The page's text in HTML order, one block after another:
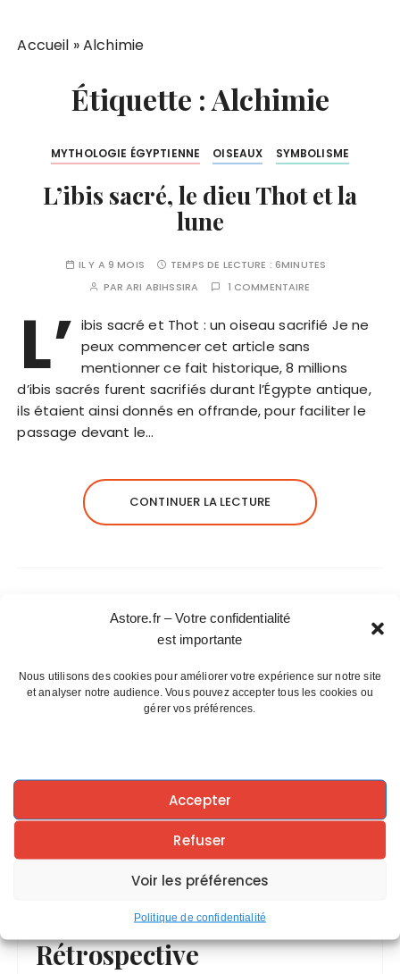
Astore.fr – Votre confidentialité
est importante
Nous utilisons des cookies pour améliorer votre expérience sur notre site
et analyser notre audience. Vous pouvez accepter tous les cookies ou
gérer vos préférences.
Accepter
Refuser
Voir les préférences
Politique de confidentialité
Accueil »Alchimie
Étiquette :Alchimie
MYTHOLOGIE ÉGYPTIENNE OISEAUX SYMBOLISME
L’ibis sacré, le dieu Thot et la
lune
IL Y A 9 MOIS TEMPS DE LECTURE :6MINUTES
PARARI ABIHSSIRA 1 COMMENTAIRE
L’ ibis sacré et Thot : un oiseau sacrifié Je ne
peux commencer cet article sans
mentionner ce fait historique, 8 millions
d’ibis sacrés furent sacrifiés durant l’Égypte antique,
ils étaient ainsi donnés en offrande, pour faciliter le
passage devant le…
CONTINUER LA LECTURE
Articles récents
La magie du plateau de Valensole
Le Phénix : Symbole de résurrection
Des premiers combats humains à l’art
martial : l’histoire ancienne de la lutte
Symbolique du nombre 14
Rétrospective